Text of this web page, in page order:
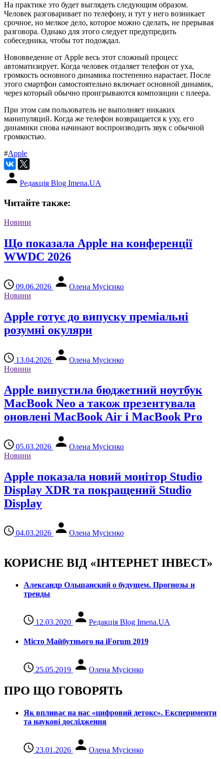
На практике это будет выглядеть следующим образом.
Человек разговаривает по телефону, и тут у него возникает
срочное, но мелкое дело, которое можно сделать, не прерывая
разговора. Однако для этого следует предупредить
собеседника, чтобы тот подождал.
Нововведение от Apple весь этот сложный процесс
автоматизирует. Когда человек отдаляет телефон от уха,
громкость основного динамика постепенно нарастает. После
этого смартфон самостоятельно включает основной динамик,
через который обычно проигрываются композиции с плеера.
При этом сам пользователь не выполняет никаких
манипуляций. Когда же телефон возвращается к уху, его
динамики снова начинают воспроизводить звук с обычной
громкостью.
#Apple
Редакція Blog Imena.UA
Читайте также:
Новини
Що показала Apple на конференції
WWDC 2026
09.06.2026
Олена Мусієнко
Новини
Apple готує до випуску преміальні
розумні окуляри
13.04.2026
Олена Мусієнко
Новини
Apple випустила бюджетний ноутбук
MacBook Neo а також презентувала
оновлені MacBook Air і MacBook Pro
05.03.2026
Олена Мусієнко
Новини
Apple показала новий монітор Studio
Display XDR та покращений Studio
Display
04.03.2026 Олена Мусієнко
КОРИСНЕ ВІД «ІНТЕРНЕТ ІНВЕСТ»
Александр Ольшанский о будущем. Прогнозы и
тренды
12.03.2020 Редакція Blog Imena.UA
Місто Майбутнього на iForum 2019
25.05.2019 Олена Мусієнко
ПРО ЩО ГОВОРЯТЬ
Як впливає на нас «цифровий детокс». Експерименти
та наукові дослідження
23.01.2026 Олена Мусієнко